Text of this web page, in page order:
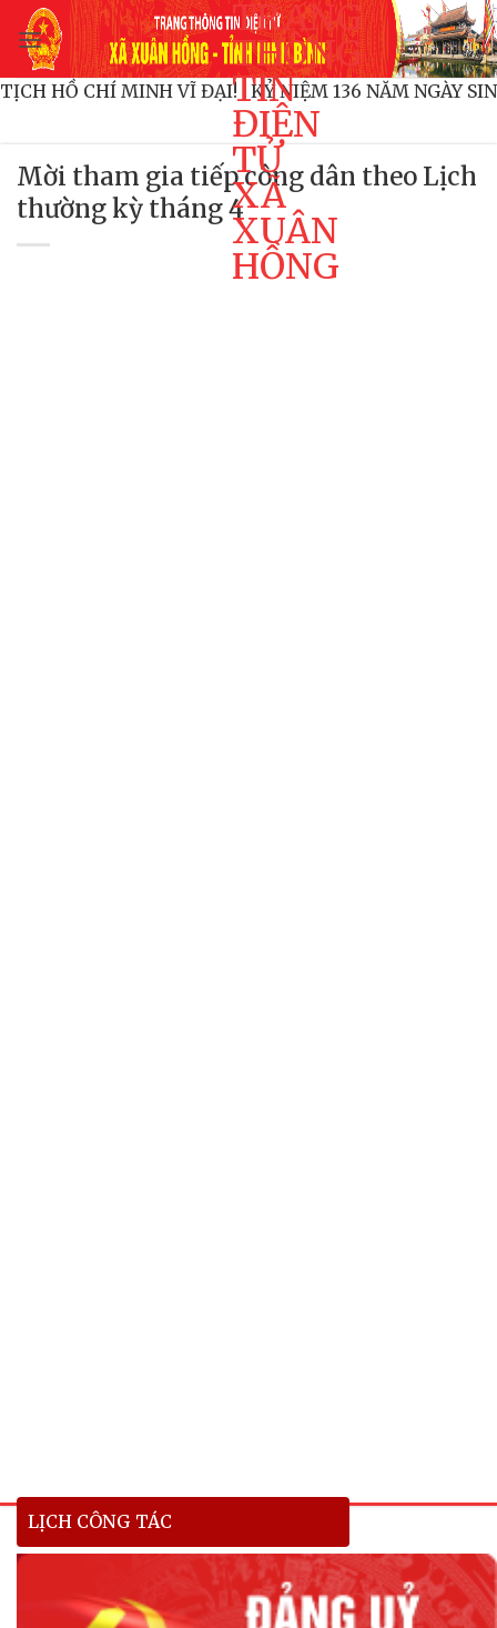
qua
dung
TRANG
THÔNG
TIN
ĐIỆN
TỬ
XÃ
XUÂN
HỒNG
TỊCH HỒ CHÍ MINH VĨ ĐẠI! KỶ NIỆM 136 NĂM
Mời tham gia tiếp công dân theo Lịch
thường kỳ tháng 4
LỊCH CÔNG TÁC